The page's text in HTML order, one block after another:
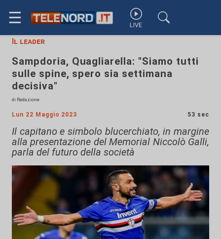
☰ LIVE
Il leader
Sampdoria, Quagliarella: "Siamo tutti
sulle spine, spero sia settimana
decisiva"
di Redazione
Lun 22 Maggio 2023 53 sec
Il capitano e simbolo blucerchiato, in margine
alla presentazione del Memorial Niccolò Galli,
parla del futuro della società